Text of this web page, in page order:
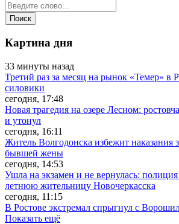
Картина дня
33 минуты назад
Третий раз за месяц на рынок «Темер» в
силовики
сегодня, 17:48
Новая трагедия на озере Лесном:
и утонул
сегодня, 16:11
Житель Волгодонска избежит наказания
бывшей жены
сегодня, 14:53
Ушла на экзамен и не вернулась:
летнюю жительницу Новочеркасска
сегодня, 11:15
В Ростове экстремал спрыгнул с
Показать ещё